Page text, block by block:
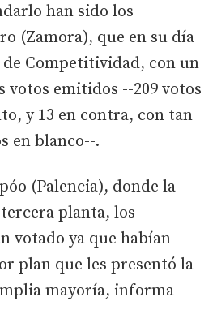
han sido los
(Zamora), que en su día
Competitividad, con un
votos emitidos --209 votos
y 13 en contra, con tan
en blanco--.
(Palencia), donde la
planta, los
votado ya que habían
plan que les presentó la
mayoría, informa